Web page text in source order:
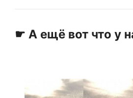
☛ А ещё вот что у